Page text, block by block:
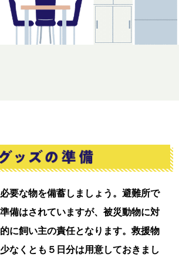
要な物を備蓄しましょう。避難所で
備はされていますが、被災動物に対
に飼い主の責任となります。救援物
なくとも５日分は用意しておきまし